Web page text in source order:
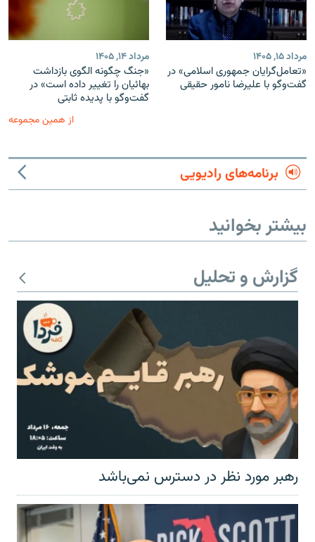
مرداد ۱۵, ۱۴۰۵
«تعامل‌گرایان جمهوری اسلامی» در
گفت‌وگو با علیرضا نامور حقیقی
مرداد ۱۴, ۱۴۰۵
«جنگ چگونه الگوی بازداشت
بهائیان را تغییر داده است» در
گفت‌وگو با پدیده ثابتی
از همین مجموعه
برنامه‌های رادیویی
بیشتر بخوانید
گزارش و تحلیل
رهبر مورد نظر در دسترس نمی‌باشد